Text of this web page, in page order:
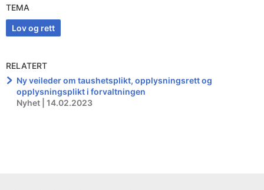
TEMA
Lov og rett
RELATERT
Ny veileder om taushetsplikt, opplysningsrett og
opplysningsplikt i forvaltningen
Nyhet | 14.02.2023